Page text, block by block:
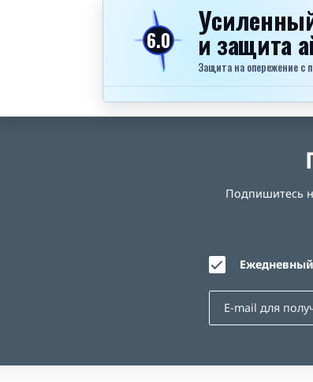
6.0 и защита
Защита на опережение с
Подпишитесь